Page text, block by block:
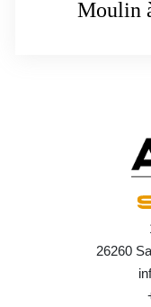
Moulin
26260